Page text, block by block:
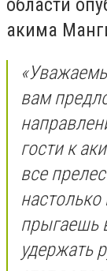
области
акима
вам
гости к
все
прыгаешь
удержать